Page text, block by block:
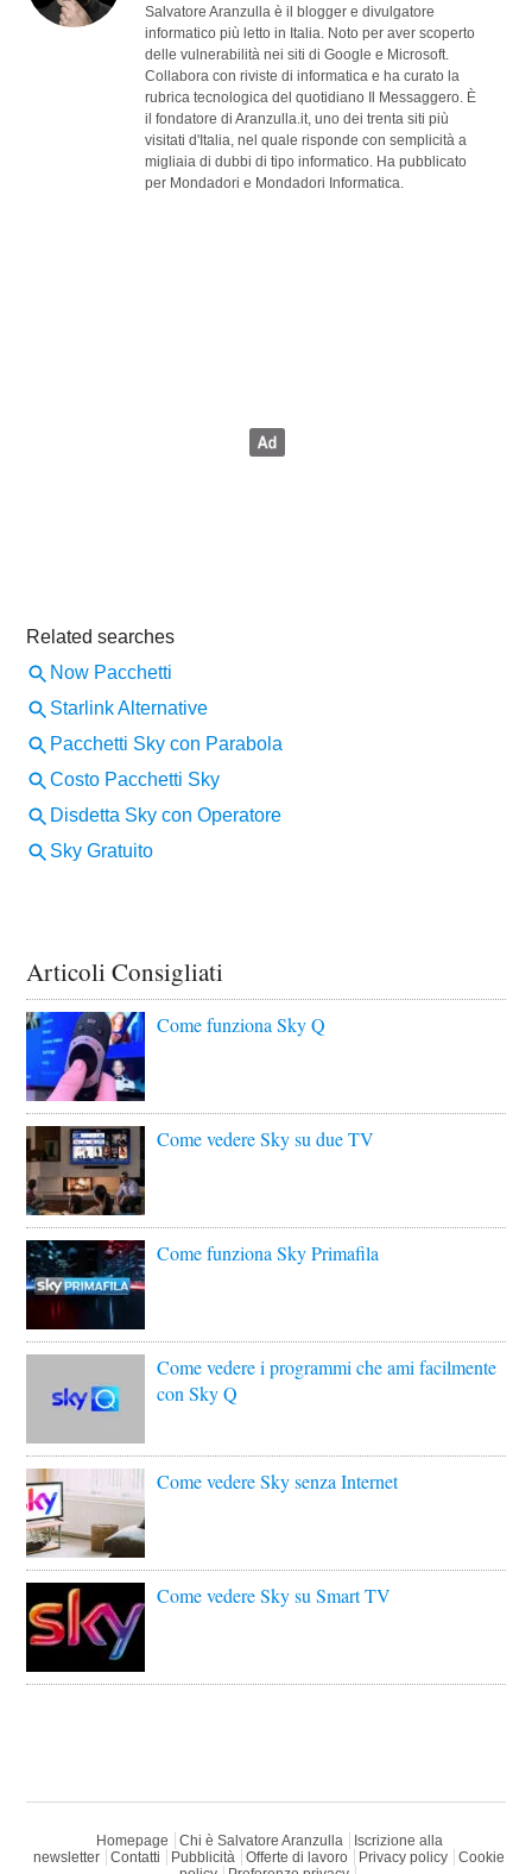
Salvatore Aranzulla è il blogger e divulgatore
informatico più letto in Italia. Noto per aver scoperto
delle vulnerabilità nei siti di Google e Microsoft.
Collabora con riviste di informatica e ha curato la
rubrica tecnologica del quotidiano Il Messaggero. È
il fondatore di Aranzulla.it, uno dei trenta siti più
visitati d'Italia, nel quale risponde con semplicità a
migliaia di dubbi di tipo informatico. Ha pubblicato
per Mondadori e Mondadori Informatica.
Articoli Consigliati
Come funziona Sky Q
Come vedere Sky su due TV
Come funziona Sky Primafila
Come vedere i programmi che ami facilmente
con Sky Q
Come vedere Sky senza Internet
Come vedere Sky su Smart TV
Homepage Chi è Salvatore Aranzulla
Iscrizione alla
newsletter
Contatti Pubblicità Offerte di lavoro Privacy policy
Cookie